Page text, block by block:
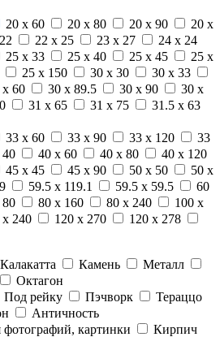
20 x 60 20 x 80 20 x 90
20 x
22 x 25 23 x 27
24 x 24
25 x 33 25 x 40 25 x 45
25 x
25 x 150 30 x 30
30 x 33
x 60 30 x 89.5 30 x 90
30 x
31 x 65 31 x 75
31.5 x 63
33 x 60 33 x 90 33 x 120
33
40 x 60 40 x 80
40 x 120
45 x 45 45 x 90 50 x 50
50 x
59.5 x 119.1 59.5 x 59.5
60
80 x 160 80 x 240
100 x
x 240 120 x 270
120 x 278
Калакатта Камень
Металл
Октагон
Под рейку Пэчворк
Тераццо
Античность
картинки
Кирпич